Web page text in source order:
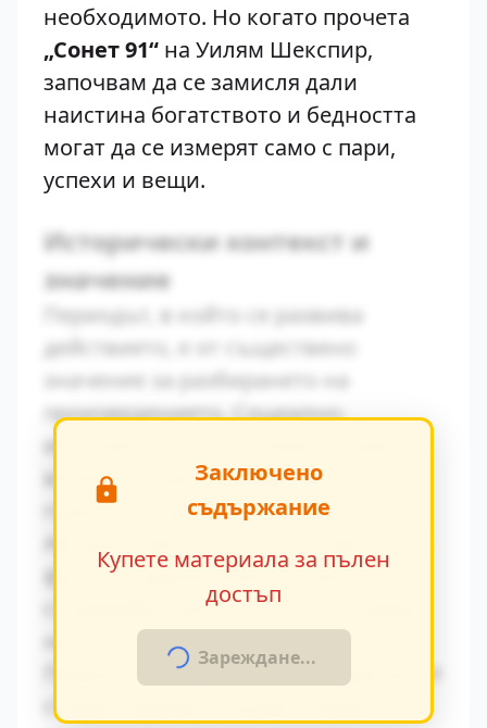
необходимото. Но когато прочета
„Сонет 91“ на Уилям Шекспир,
започвам да се замисля дали
наистина богатството и бедността
могат да се измерят само с пари,
успехи и вещи.
Исторически контекст и
значение
Периодът, в който се развива
действието, е от съществено
значение за разбирането на
произведението. Социално-
икономическите условия оказват
влияние върху поведението на
героите.
факти в художествения разказ,
създавайки автентична атмосфера
на епохата.
Паралелите с други произведения от
същия период показват общите
Заключено
съдържание
Купете материала за пълен
достъп
Зареждане...